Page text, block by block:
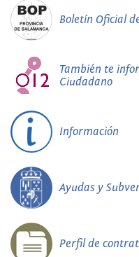
Boletín Oficial
También te
Ciudadano
Información
Ayudas y
Perfil de